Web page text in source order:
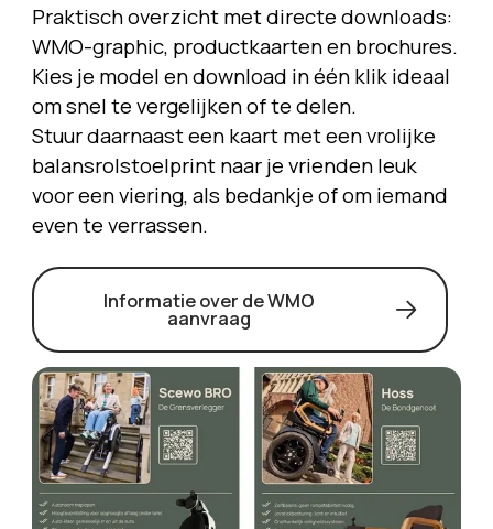
Praktisch overzicht met directe downloads:
WMO-graphic, productkaarten en brochures.
Kies je model en download in één klik ideaal
om snel te vergelijken of te delen.
Stuur daarnaast een kaart met een vrolijke
balansrolstoelprint naar je vrienden leuk
voor een viering, als bedankje of om iemand
even te verrassen.
Informatie over de WMO
aanvraag